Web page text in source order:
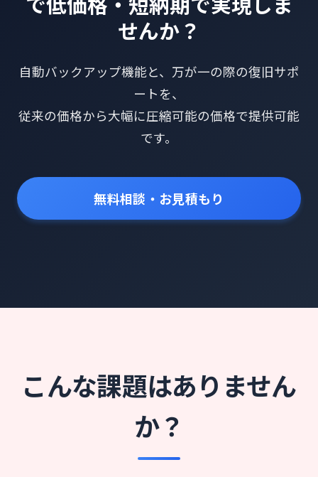
せんか？
自動バックアップ機能と、万が一の際の復旧サポ
ートを、
従来の価格から大幅に圧縮可能の価格で提供可能
です。
無料相談・お見積もり
こんな課題はありません
か？